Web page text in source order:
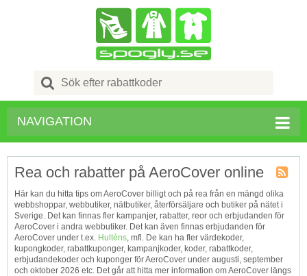
Search
for:
NAVIGATION
Tagg
RSS
Rea och rabatter på AeroCover online
Här kan du hitta tips om AeroCover billigt och på rea från en mängd olika
webbshoppar, webbutiker, nätbutiker, återförsäljare och butiker på nätet i
Sverige. Det kan finnas fler kampanjer, rabatter, reor och erbjudanden för
AeroCover i andra webbutiker. Det kan även finnas erbjudanden för
AeroCover under t.ex. Hulténs, mfl. De kan ha fler värdekoder,
kupongkoder, rabattkuponger, kampanjkoder, koder, rabattkoder,
erbjudandekoder och kuponger för AeroCover under augusti, september
och oktober 2026 etc. Det går att hitta mer information om AeroCover längs